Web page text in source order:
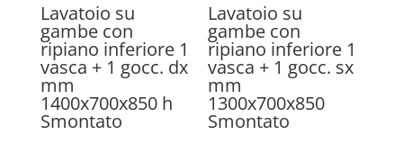
Lavatoio su
gambe con
ripiano inferiore 1
vasca + 1 gocc. dx
mm
1400x700x850 h
Smontato
Lavatoio su
gambe con
ripiano inferiore 1
vasca + 1 gocc. sx
mm
1300x700x850
Smontato